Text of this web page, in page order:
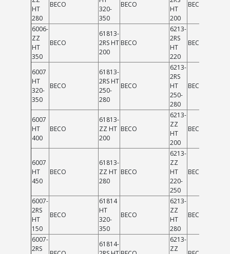
HT
280
BECO
320-
350
BECO
HT
200
BECO
6006-
ZZ
HT
350
BECO
61813-
2RS HT
200
BECO
6213-
2RS
HT
220
BECO
6007
HT
320-
350
BECO
61813-
2RS HT
250-
280
BECO
6213-
2RS
HT
250-
280
BECO
6007
HT
400
BECO
61813-
ZZ HT
200
BECO
6213-
ZZ
HT
200
BECO
6007
HT
450
BECO
61813-
ZZ HT
280
BECO
6213-
ZZ
HT
220-
250
BECO
6007-
2RS
HT
150
BECO
61814
HT
320-
350
BECO
6213-
ZZ
HT
280
BECO
6007-
2RS
61814-
6213-
ZZ